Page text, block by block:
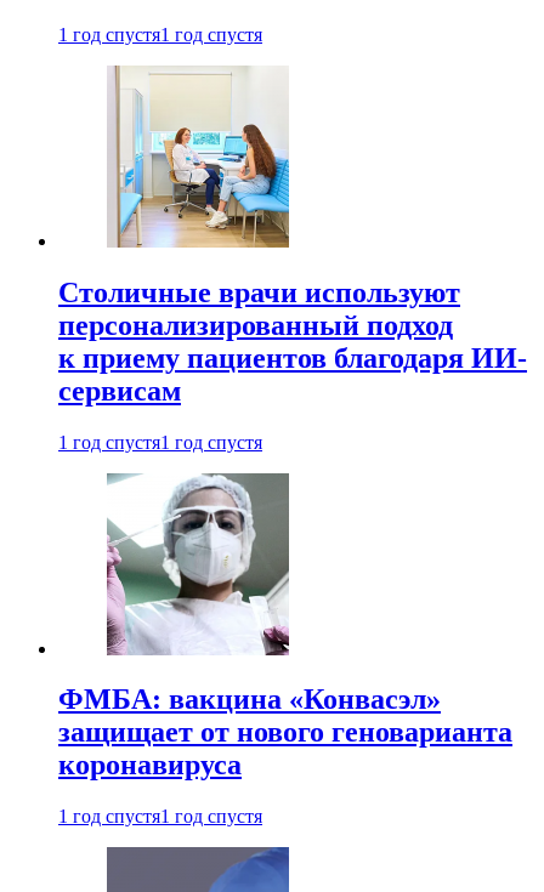
1 год спустя1 год спустя
Столичные врачи используют
персонализированный подход
к приему пациентов благодаря ИИ-
сервисам
1 год спустя1 год спустя
ФМБА: вакцина «Конвасэл»
защищает от нового геноварианта
коронавируса
1 год спустя1 год спустя